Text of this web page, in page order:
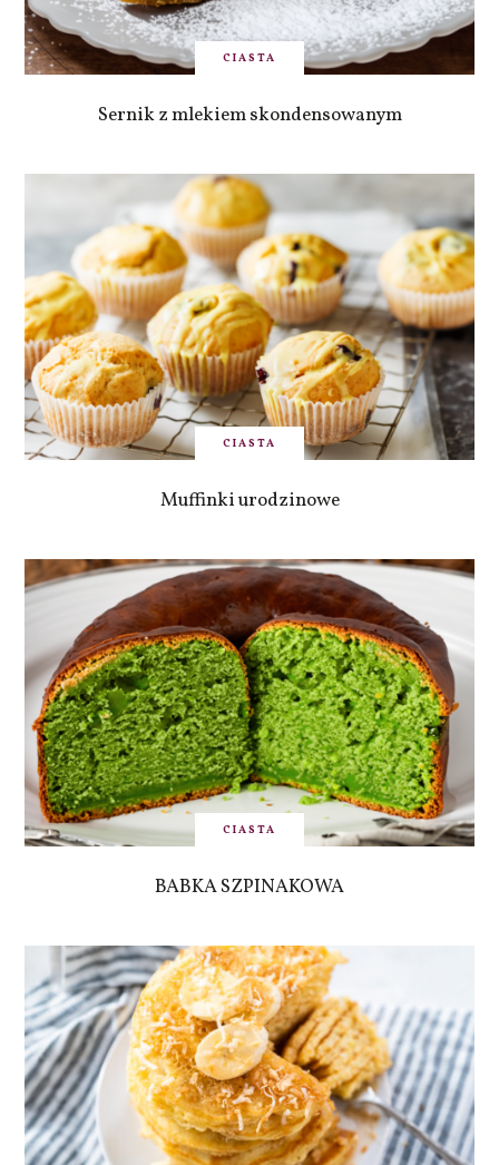
CIASTA
Sernik z mlekiem skondensowanym
CIASTA
Muffinki urodzinowe
CIASTA
BABKA SZPINAKOWA